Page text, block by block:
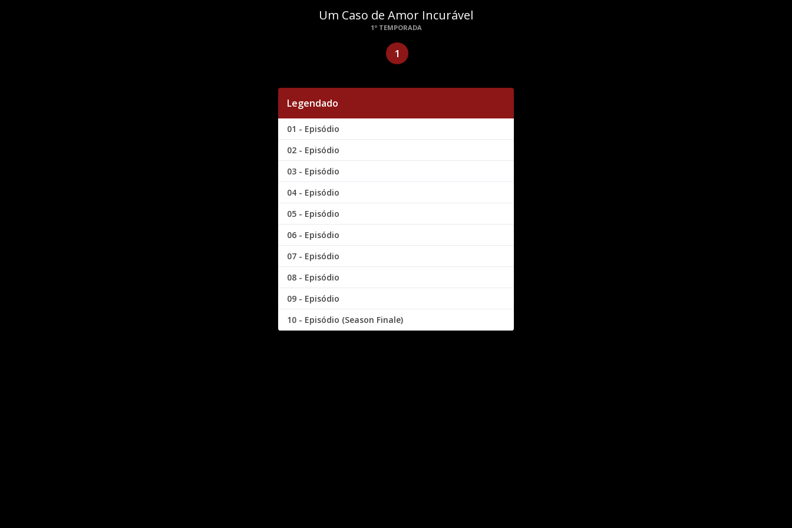
Um Caso de Amor Incurável
1º TEMPORADA
1
Legendado
01 - Episódio
02 - Episódio
03 - Episódio
04 - Episódio
05 - Episódio
06 - Episódio
07 - Episódio
08 - Episódio
09 - Episódio
10 - Episódio (Season Finale)